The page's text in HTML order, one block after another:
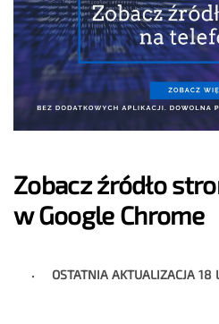
Zobacz źródło
w Google Chrome
OSTATNIA AKTUALIZACJA18